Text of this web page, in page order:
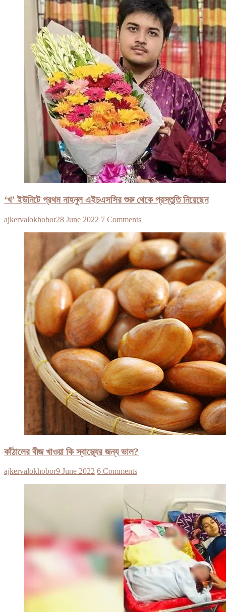
‘খ’ ইউনিটে প্রথম নাহনুল এইচএসসির শুরু থেকে প্রস্তুতি নিয়েছেন
ajkervalokhobor28 June 2022 7 Comments
কাঁঠালের বীজ খাওয়া কি স্বাস্থ্যের জন্য ভাল?
ajkervalokhobor9 June 2022 6 Comments